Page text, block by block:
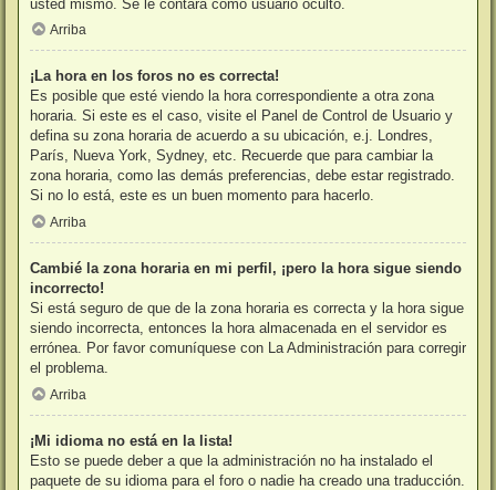
usted mismo. Se le contará como usuario oculto.
Arriba
¡La hora en los foros no es correcta!
Es posible que esté viendo la hora correspondiente a otra zona
horaria. Si este es el caso, visite el Panel de Control de Usuario y
defina su zona horaria de acuerdo a su ubicación, e.j. Londres,
París, Nueva York, Sydney, etc. Recuerde que para cambiar la
zona horaria, como las demás preferencias, debe estar registrado.
Si no lo está, este es un buen momento para hacerlo.
Arriba
Cambié la zona horaria en mi perfil, ¡pero la hora sigue siendo
incorrecto!
Si está seguro de que de la zona horaria es correcta y la hora sigue
siendo incorrecta, entonces la hora almacenada en el servidor es
errónea. Por favor comuníquese con La Administración para corregir
el problema.
Arriba
¡Mi idioma no está en la lista!
Esto se puede deber a que la administración no ha instalado el
paquete de su idioma para el foro o nadie ha creado una traducción.